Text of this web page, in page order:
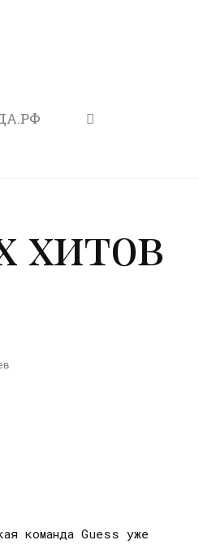
хитов
команда Guess уже